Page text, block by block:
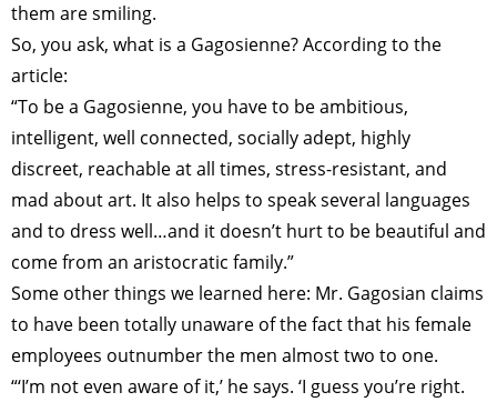
them are smiling.
So, you ask, what is a Gagosienne? According to the
article:
“To be a Gagosienne, you have to be ambitious,
intelligent, well connected, socially adept, highly
discreet, reachable at all times, stress-resistant, and
mad about art. It also helps to speak several languages
and to dress well…and it doesn’t hurt to be beautiful and
come from an aristocratic family.”
Some other things we learned here: Mr. Gagosian claims
to have been totally unaware of the fact that his female
employees outnumber the men almost two to one.
“‘I’m not even aware of it,’ he says. ‘I guess you’re right.